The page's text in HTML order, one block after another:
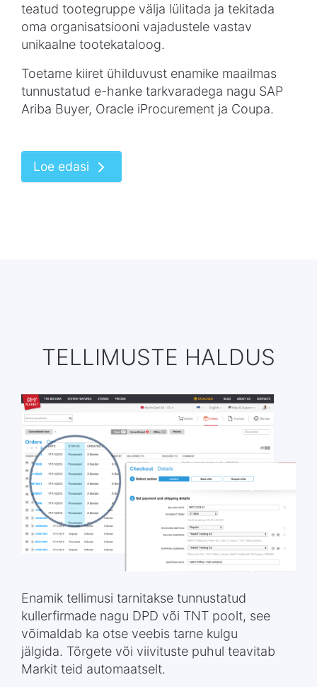
teatud tootegruppe välja lülitada ja tekitada
oma organisatsiooni vajadustele vastav
unikaalne tootekataloog.
Toetame kiiret ühilduvust enamike maailmas
tunnustatud e-hanke tarkvaradega nagu SAP
Ariba Buyer, Oracle iProcurement ja Coupa.
Loe edasi
TELLIMUSTE HALDUS
Enamik tellimusi tarnitakse tunnustatud
kullerfirmade nagu DPD või TNT poolt, see
võimaldab ka otse veebis tarne kulgu
jälgida. Tõrgete või viivituste puhul teavitab
Markit teid automaatselt.